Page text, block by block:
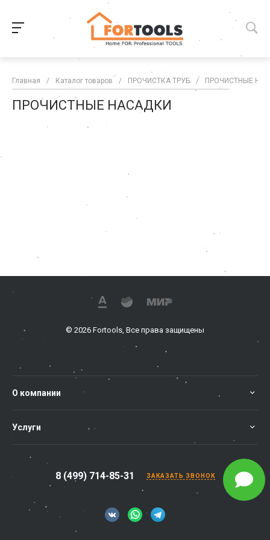
Главная / Каталог товаров / ПРОЧИСТКА ТРУБ / ПРОЧИСТНЫЕ
ПРОЧИСТНЫЕ НАСАДКИ
© 2026 Fortools, Все права защищены
О компании
Услуги
8 (499) 714-85-31 ЗАКАЗАТЬ ЗВОНОК